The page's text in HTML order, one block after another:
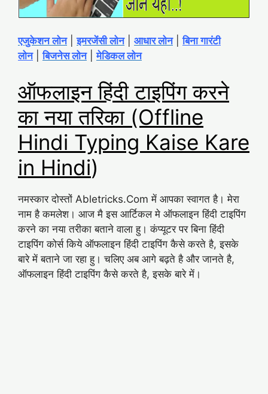
एजुकेशन लोन|इमरजेंसी लोन| आधार लोन|बिना गारंटी
लोन|बिजनेस लोन|मेडिकल लोन
ऑफलाइन हिंदी टाइपिंग करने
का नया तरिका (Offline
Hindi Typing Kaise Kare
in Hindi)
नमस्कार दोस्तों Abletricks.Com में आपका स्वागत है। मेरा
नाम है कमलेश। आज मै इस आर्टिकल मे ऑफलाइन हिंदी टाइपिंग
करने का नया तरीका बताने वाला हु। कंप्यूटर पर बिना हिंदी
टाइपिंग कोर्स किये ऑफलाइन हिंदी टाइपिंग कैसे करते है, इसके
बारे में बताने जा रहा हु। चलिए अब आगे बढ़ते है और जानते है,
ऑफलाइन हिंदी टाइपिंग कैसे करते है, इसके बारे में।